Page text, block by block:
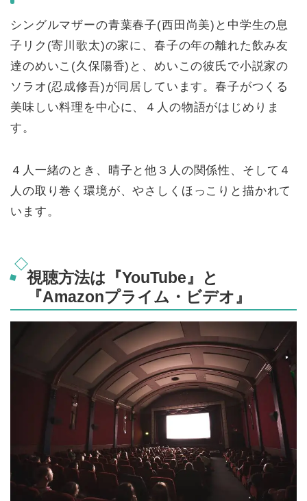
シングルマザーの⻘葉春⼦(⻄⽥尚美)と中学生の息
子リク(寄川歌太)の家に、春子の年の離れた飲み友
達のめいこ(久保陽⾹)と、めいこの彼⽒で小説家の
ソラオ(忍成修吾)が同居しています。春子がつくる
美味しい料理を中心に、４人の物語がはじめりま
す。
４人一緒のとき、晴子と他３人の関係性、そして４
人の取り巻く環境が、やさしくほっこりと描かれて
います。
視聴方法は『YouTube』と
『Amazonプライム・ビデオ』